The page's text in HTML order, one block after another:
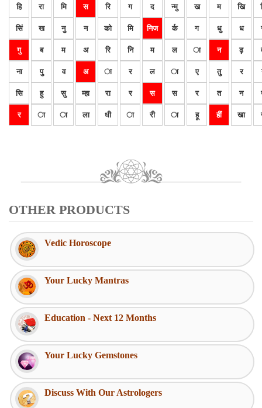
हि रा मि स रि ग द न्मु ख म खि
सिं ख नु न को मि निज र्क ग धु ध
गु ब म अ रि नि म ल ा न ढ़
ना पु व अ ा र ल ा ए तु र
सि हु सु म्हा रा र स स र त न
र ा ा ला धी ा री ा हू हीं खा
OTHER PRODUCTS
Vedic Horoscope
Your Lucky Mantras
Education - Next 12 Months
Your Lucky Gemstones
Discuss With Our Astrologers